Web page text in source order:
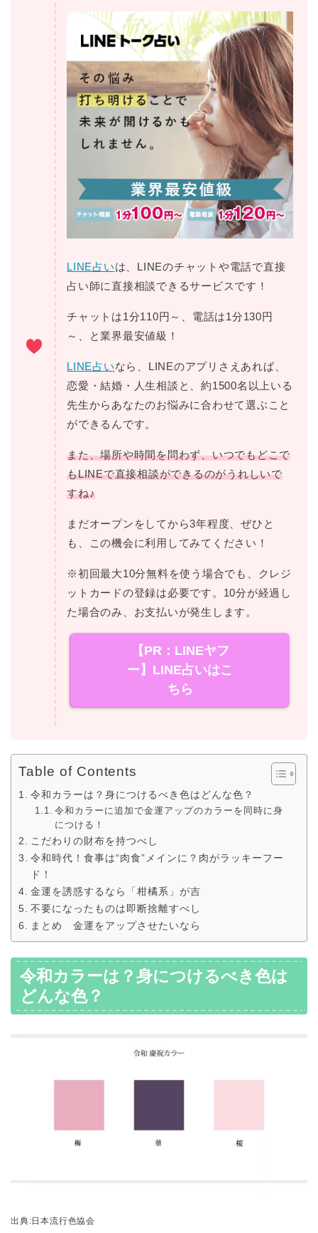
LINE占いは、LINEのチャットや電話で直接
占い師に直接相談できるサービスです！
チャットは1分110円～、電話は1分130円
～、と業界最安値級！
LINE占いなら、LINEのアプリさえあれば、
恋愛・結婚・人生相談と、約1500名以上いる
先生からあなたのお悩みに合わせて選ぶこと
ができるんです。
また、場所や時間を問わず、いつでもどこで
もLINEで直接相談ができるのがうれしいで
すね♪
まだオープンをしてから3年程度、ぜひと
も、この機会に利用してみてください！
※初回最大10分無料を使う場合でも、クレジ
ットカードの登録は必要です。10分が経過し
た場合のみ、お支払いが発生します。
【PR：LINEヤフ
ー】LINE占いはこ
ちら
Table of Contents
令和カラーは？身につけるべき色はどんな色？
令和カラーに追加で金運アップのカラーを同時に身
につける！
こだわりの財布を持つべし
令和時代！食事は“肉食”メインに？肉がラッキーフー
ド！
金運を誘惑するなら「柑橘系」が吉
不要になったものは即断捨離すべし
まとめ 金運をアップさせたいなら
令和カラーは？身につけるべき色は
どんな色？
出典:日本流行色協会